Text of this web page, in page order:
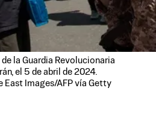
la Guardia Revolucionaria
el 5 de abril de 2024.
East Images/AFP vía Getty